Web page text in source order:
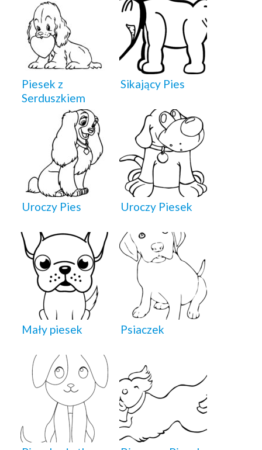
Piesek z
Serduszkiem
Sikający Pies
Uroczy Pies Uroczy Piesek
Mały piesek Psiaczek